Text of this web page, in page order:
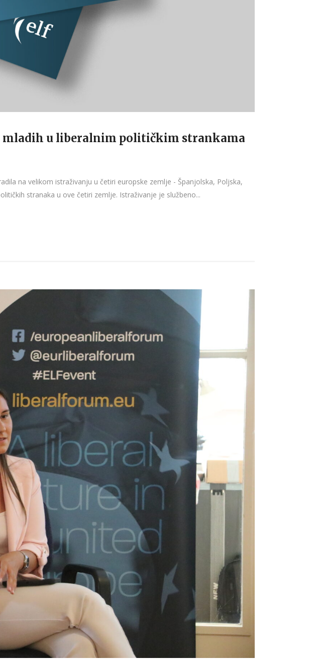
mladih u liberalnim političkim strankama
na velikom istraživanju u četiri europske zemlje - Španjolska, Poljska,
stranaka u ove četiri zemlje. Istraživanje je službeno...